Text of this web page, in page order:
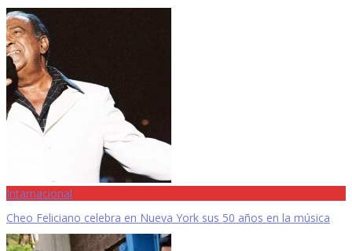
Intarnacional
Cheo Feliciano celebra en Nueva York sus 50 años en la música